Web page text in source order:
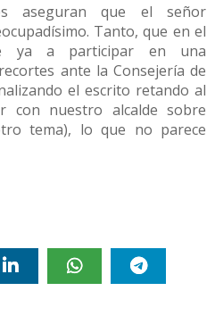
aseguran que el señor
Tanto, que en el
ya a participar en una
ante la Consejería de
el escrito retando al
con nuestro alcalde sobre
tema), lo que no parece